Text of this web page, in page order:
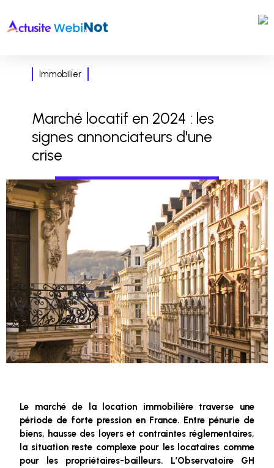
Immobilier
Marché locatif en 2024 : les
signes annonciateurs d'une
crise
Le marché de la location immobilière traverse une
période de forte pression en France. Entre pénurie de
biens, hausse des loyers et contraintes réglementaires,
la situation reste complexe pour les locataires comme
pour les propriétaires-bailleurs. L’Observatoire GH